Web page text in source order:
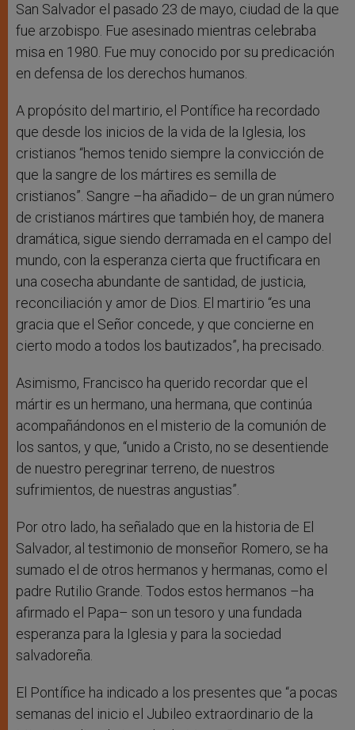
San Salvador el pasado 23 de mayo, ciudad de la que
fue arzobispo. Fue asesinado mientras celebraba
misa en 1980. Fue muy conocido por su predicación
en defensa de los derechos humanos.
A propósito del martirio, el Pontífice ha recordado
que desde los inicios de la vida de la Iglesia, los
cristianos “hemos tenido siempre la convicción de
que la sangre de los mártires es semilla de
cristianos”. Sangre –ha añadido– de un gran número
de cristianos mártires que también hoy, de manera
dramática, sigue siendo derramada en el campo del
mundo, con la esperanza cierta que fructificara en
una cosecha abundante de santidad, de justicia,
reconciliación y amor de Dios. El martirio “es una
gracia que el Señor concede, y que concierne en
cierto modo a todos los bautizados”, ha precisado.
Asimismo, Francisco ha querido recordar que el
mártir es un hermano, una hermana, que continúa
acompañándonos en el misterio de la comunión de
los santos, y que, “unido a Cristo, no se desentiende
de nuestro peregrinar terreno, de nuestros
sufrimientos, de nuestras angustias”.
Por otro lado, ha señalado que en la historia de El
Salvador, al testimonio de monseñor Romero, se ha
sumado el de otros hermanos y hermanas, como el
padre Rutilio Grande. Todos estos hermanos –ha
afirmado el Papa– son un tesoro y una fundada
esperanza para la Iglesia y para la sociedad
salvadoreña.
El Pontífice ha indicado a los presentes que “a pocas
semanas del inicio el Jubileo extraordinario de la